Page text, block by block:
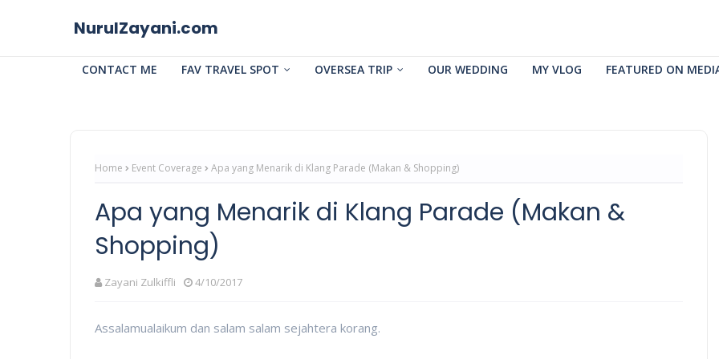
NurulZayani.com
CONTACT ME FAV TRAVEL SPOT OVERSEA TRIP OUR WEDDING MY VLOG FEATURED ON
Home Event Coverage Apa yang Menarik di Klang Parade (Makan & Shopping)
Apa yang Menarik di Klang Parade (Makan &
Shopping)
Zayani Zulkiffli 4/10/2017
Assalamualaikum dan salam salam sejahtera korang.